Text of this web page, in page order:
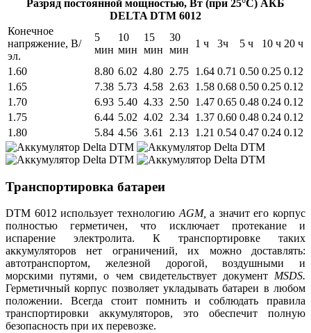
Разряд постоянной мощностью, Вт (при 25°С) АКБ
DELTA DTM 6012
Конечное
напряжение, В/
эл.
5
мин
10
мин
15
мин
30
мин
1 ч 3ч 5 ч 10 ч 20 ч
1.60 8.80 6.02 4.80 2.75 1.64 0.71 0.50 0.25 0.12
1.65
7.38 5.73 4.58 2.63 1.58 0.68 0.50 0.25 0.12
1.70
6.93 5.40 4.33 2.50 1.47 0.65 0.48 0.24 0.12
1.75
6.44 5.02 4.02 2.34 1.37 0.60 0.48 0.24 0.12
1.80
5.84 4.56 3.61 2.13 1.21 0.54 0.47 0.24 0.12
Транспортировка батареи
DTM 6012 использует технологию AGM, а значит его корпус
полностью герметичен, что исключает протекание и
испарение электролита. К транспортировке таких
аккумуляторов нет ограничений, их можно доставлять:
автотранспортом, железной дорогой, воздушными и
морскими путями, о чем свидетельствует документ MSDS.
Герметичный корпус позволяет укладывать батареи в любом
положении. Всегда стоит помнить и соблюдать правила
транспортировки аккумуляторов, это обеспечит полную
безопасность при их перевозке.